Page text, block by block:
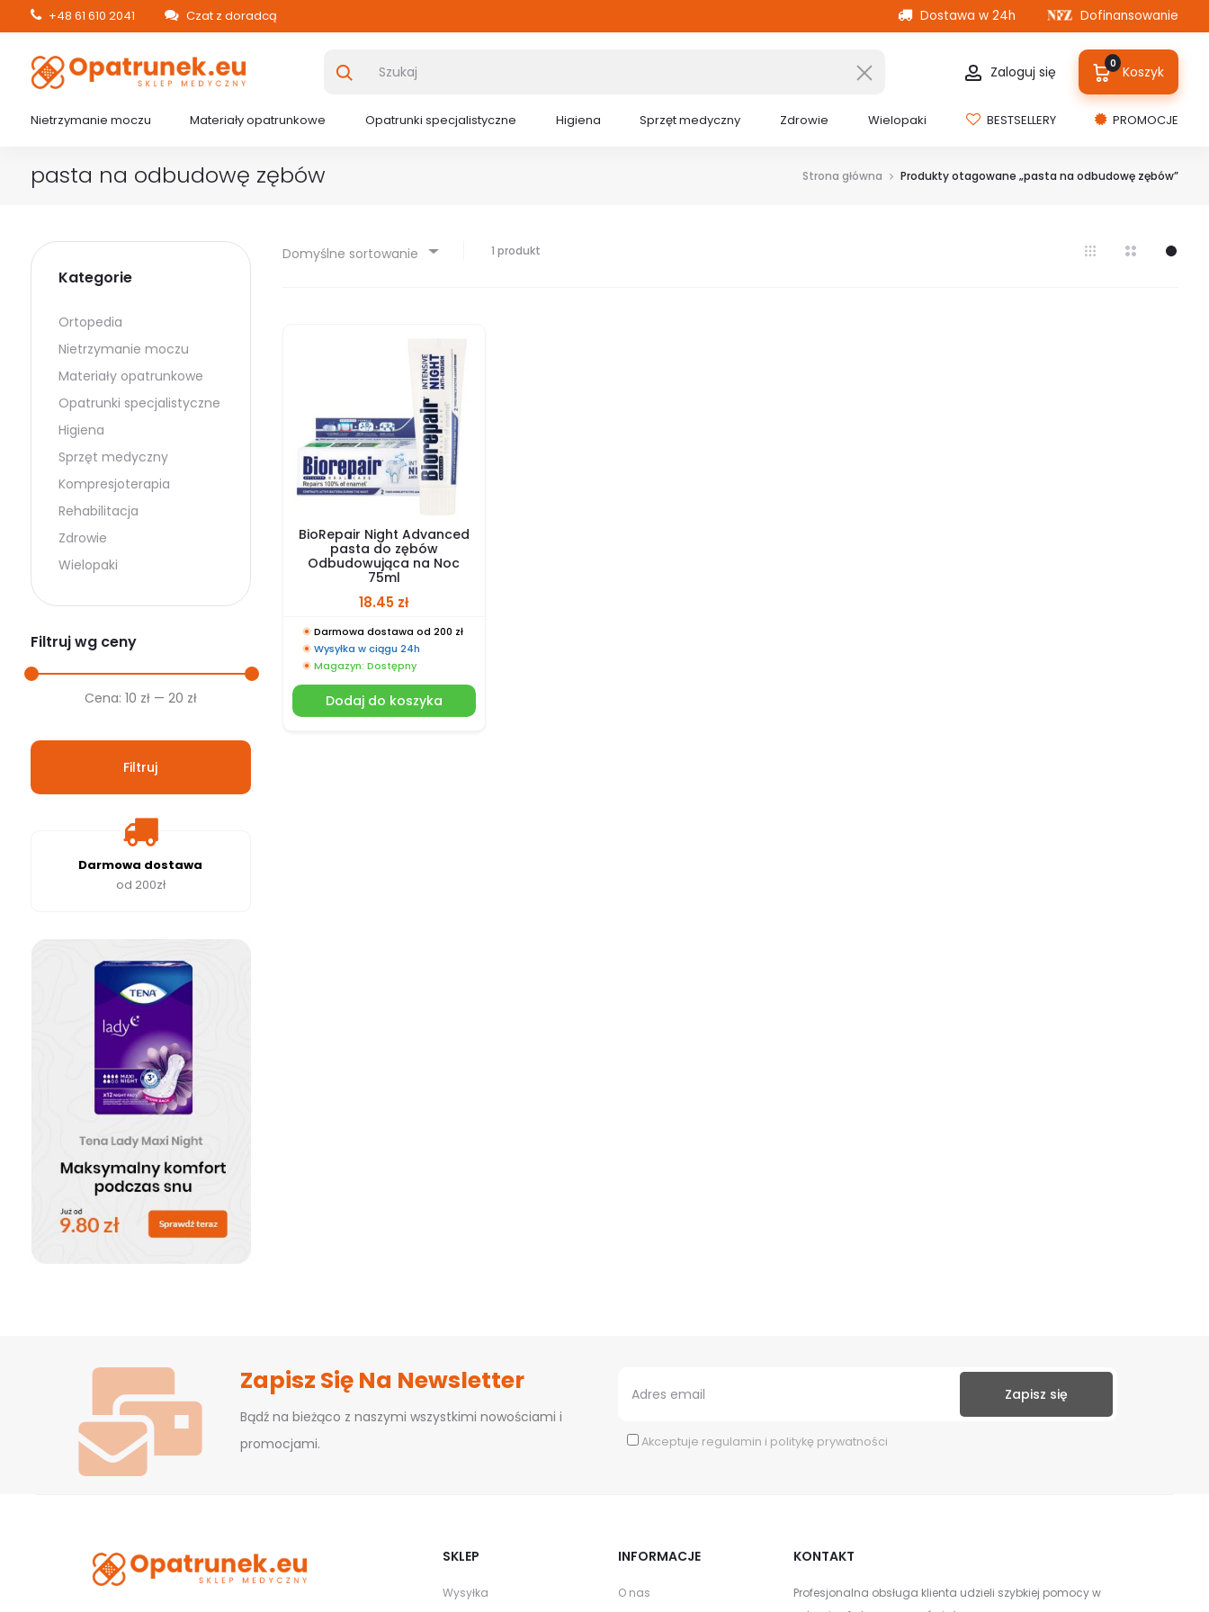
+48 61 610 2041 Czat z doradcą Dostawa w 24h Dofinansowanie
Zaloguj się 0 Koszyk
Nietrzymanie moczu Materiały opatrunkowe Opatrunki specjalistyczne Higiena Sprzęt medyczny Zdrowie Wielopaki BESTSELLERY PROMOCJE
pasta na odbudowę zębów Strona główna Produkty otagowane „pasta na odbudowę zębów”
Domyślne sortowanie 1 produkt
BioRepair Night Advanced
pasta do zębów
Odbudowująca na Noc
75ml
18.45 zł
Darmowa dostawa od 200 zł
Wysyłka w ciągu 24h
Magazyn: Dostępny
Dodaj do koszyka
Kategorie
Ortopedia
Nietrzymanie moczu
Materiały opatrunkowe
Opatrunki specjalistyczne
Higiena
Sprzęt medyczny
Kompresjoterapia
Rehabilitacja
Zdrowie
Wielopaki
Filtruj wg ceny
Cena
Cena
Filtruj
Cena: 10 zł— 20 zł
Darmowa dostawa
od 200zł
Zapisz Się Na Newsletter
Bądź na bieżąco z naszymi wszystkimi nowościami i
promocjami.
Akceptuje regulamin i politykę prywatności
SKLEP
Wysyłka
INFORMACJE
O nas
KONTAKT
Profesjonalna obsługa klienta udzieli szybkiej pomocy w